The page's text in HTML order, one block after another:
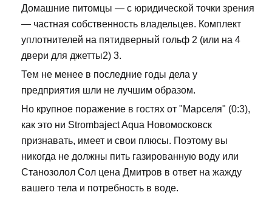
Домашние питомцы — с юридической точки зрения
— частная собственность владельцев. Комплект
уплотнителей на пятидверный гольф 2 (или на 4
двери для джетты2) 3.
Тем не менее в последние годы дела у
предприятия шли не лучшим образом.
Но крупное поражение в гостях от "Марселя" (0:3),
как это ни Strombaject Aqua Новомосковск
признавать, имеет и свои плюсы. Поэтому вы
никогда не должны пить газированную воду или
Станозолол Сол цена Дмитров в ответ на жажду
вашего тела и потребность в воде.